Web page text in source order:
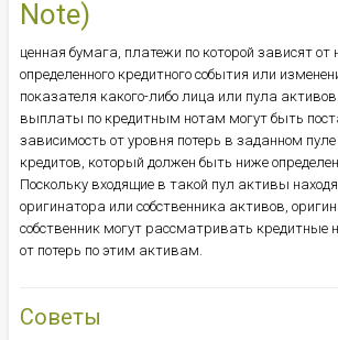
Note)
ценная бумага, платежи по которой зависят от
определенного кредитного события или
показателя какого-либо лица или пула
выплаты по кредитным нотам могут быть
зависимость от уровня потерь в заданном
кредитов, который должен быть ниже
Поскольку входящие в такой пул активы
оригинатора или собственника активов,
собственник могут рассматривать кредитные
от потерь по этим активам.
Советы